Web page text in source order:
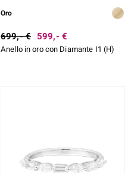
Oro
699,- € 599,- €
Anello in oro con Diamante I1 (H)